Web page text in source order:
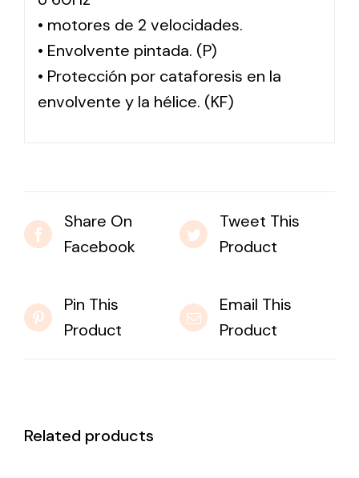
• motores de 2 velocidades.
• Envolvente pintada. (P)
• Protección por cataforesis en la
envolvente y la hélice. (KF)
Share On
Facebook
Tweet This
Product
Pin This
Product
Email This
Product
Related products